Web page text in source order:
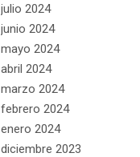
julio 2024
junio 2024
mayo 2024
abril 2024
marzo 2024
febrero 2024
enero 2024
diciembre 2023